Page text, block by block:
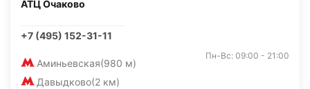
АТЦ Очаково
+7 (495) 152-31-11
Аминьевская(980 м)
Давыдково(2 км)
Пн-Вс: 09:00 - 21:00